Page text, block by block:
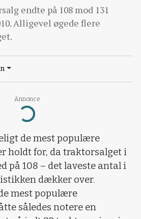
Annonce
Loading...
endte på 108 mod 131
Alligevel øgede flere
de mest populære
holdt for, da traktorsalget i
på 108 – det laveste antal i
dækker over.
mest populære
således notere en